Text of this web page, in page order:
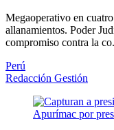
Megaoperativo en
allanamientos. Poder
compromiso contra la
Perú
Redacción Gestión